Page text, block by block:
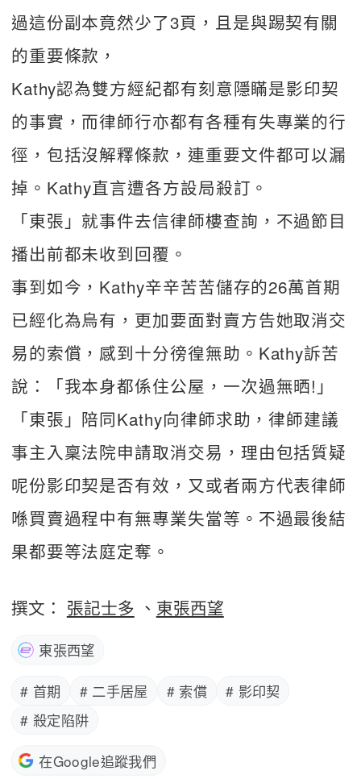
過這份副本竟然少了3頁，且是與踢契有關
的重要條款，
Kathy認為雙方經紀都有刻意隱瞞是影印契
的事實，而律師行亦都有各種有失專業的行
徑，包括沒解釋條款，連重要文件都可以漏
掉。Kathy直言遭各方設局殺訂。
「東張」就事件去信律師樓查詢，不過節目
播出前都未收到回覆。
事到如今，Kathy辛辛苦苦儲存的26萬首期
已經化為烏有，更加要面對賣方告她取消交
易的索償，感到十分徬徨無助。Kathy訴苦
說：「我本身都係住公屋，一次過無晒!」
「東張」陪同Kathy向律師求助，律師建議
事主入稟法院申請取消交易，理由包括質疑
呢份影印契是否有效，又或者兩方代表律師
喺買賣過程中有無專業失當等。不過最後結
果都要等法庭定奪。
撰文： 張記士多 、 東張西望
東張西望
# 首期 # 二手居屋 # 索償
# 影印契
# 殺定陷阱
在Google追蹤我們